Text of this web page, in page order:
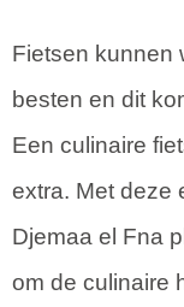
Fietsen kunnen
besten en dit
Een culinaire
extra. Met deze
Djemaa el Fna
om de culinaire